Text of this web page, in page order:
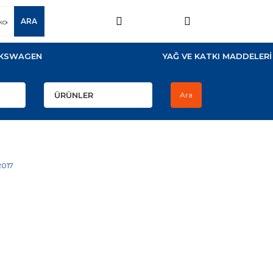
ARA
YAĞ VE KATKI MADDELERİ
Ara